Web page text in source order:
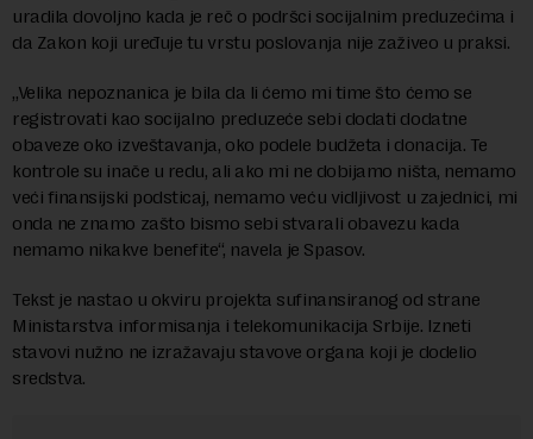
uradila dovoljno kada je reč o podršci socijalnim preduzećima i
da Zakon koji uređuje tu vrstu poslovanja nije zaživeo u praksi.
„Velika nepoznanica je bila da li ćemo mi time što ćemo se
registrovati kao socijalno preduzeće sebi dodati dodatne
obaveze oko izveštavanja, oko podele budžeta i donacija. Te
kontrole su inače u redu, ali ako mi ne dobijamo ništa, nemamo
veći finansijski podsticaj, nemamo veću vidljivost u zajednici, mi
onda ne znamo zašto bismo sebi stvarali obavezu kada
nemamo nikakve benefite“, navela je Spasov.
Tekst je nastao u okviru projekta sufinansiranog od strane
Ministarstva informisanja i telekomunikacija Srbije. Izneti
stavovi nužno ne izražavaju stavove organa koji je dodelio
sredstva.